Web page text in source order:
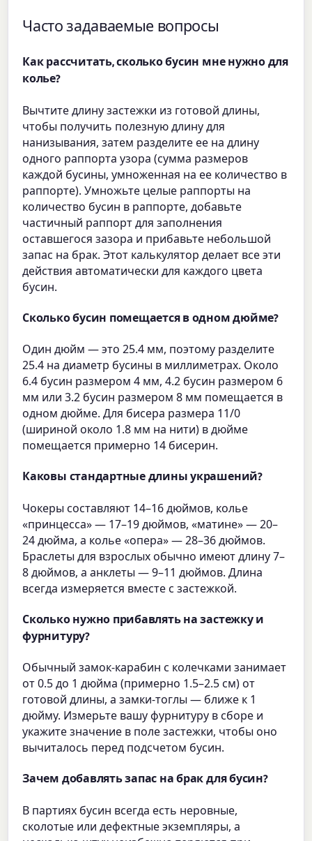
Часто задаваемые вопросы
Как рассчитать, сколько бусин мне нужно для
колье?
Вычтите длину застежки из готовой длины,
чтобы получить полезную длину для
нанизывания, затем разделите ее на длину
одного раппорта узора (сумма размеров
каждой бусины, умноженная на ее количество в
раппорте). Умножьте целые раппорты на
количество бусин в раппорте, добавьте
частичный раппорт для заполнения
оставшегося зазора и прибавьте небольшой
запас на брак. Этот калькулятор делает все эти
действия автоматически для каждого цвета
бусин.
Сколько бусин помещается в одном дюйме?
Один дюйм — это 25.4 мм, поэтому разделите
25.4 на диаметр бусины в миллиметрах. Около
6.4 бусин размером 4 мм, 4.2 бусин размером 6
мм или 3.2 бусин размером 8 мм помещается в
одном дюйме. Для бисера размера 11/0
(шириной около 1.8 мм на нити) в дюйме
помещается примерно 14 бисерин.
Каковы стандартные длины украшений?
Чокеры составляют 14–16 дюймов, колье
«принцесса» — 17–19 дюймов, «матине» — 20–
24 дюйма, а колье «опера» — 28–36 дюймов.
Браслеты для взрослых обычно имеют длину 7–
8 дюймов, а анклеты — 9–11 дюймов. Длина
всегда измеряется вместе с застежкой.
Сколько нужно прибавлять на застежку и
фурнитуру?
Обычный замок-карабин с колечками занимает
от 0.5 до 1 дюйма (примерно 1.5–2.5 см) от
готовой длины, а замки-тоглы — ближе к 1
дюйму. Измерьте вашу фурнитуру в сборе и
укажите значение в поле застежки, чтобы оно
вычиталось перед подсчетом бусин.
Зачем добавлять запас на брак для бусин?
В партиях бусин всегда есть неровные,
сколотые или дефектные экземпляры, а